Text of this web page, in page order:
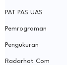
PAT PAS UAS
Pemrograman
Pengukuran
Radarhot Com